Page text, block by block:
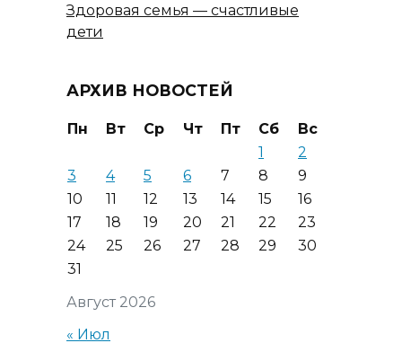
Здоровая семья — счастливые
дети
АРХИВ НОВОСТЕЙ
Август 2026
Пн Вт Ср Чт Пт Сб
Вс
1
2
3
4 5 6 7 8
9
10
11 12 13 14 15
16
17
18 19 20 21 22
23
24
25 26 27 28 29
30
31
« Июл